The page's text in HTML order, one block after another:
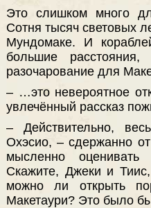
Это слишком много
Сотня тысяч световых
Мундомаке. И
большие
разочарование для
– …это невероятное
увлечённый рассказ
– Действительно,
Охэсио, – сдержанно
мысленно
Скажите, Джеки и
можно ли открыть
Макетаури? Это было